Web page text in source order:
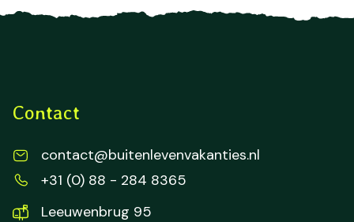
Contact
contact@buitenlevenvakanties.nl
+31 (0) 88 - 284 8365
Leeuwenbrug 95